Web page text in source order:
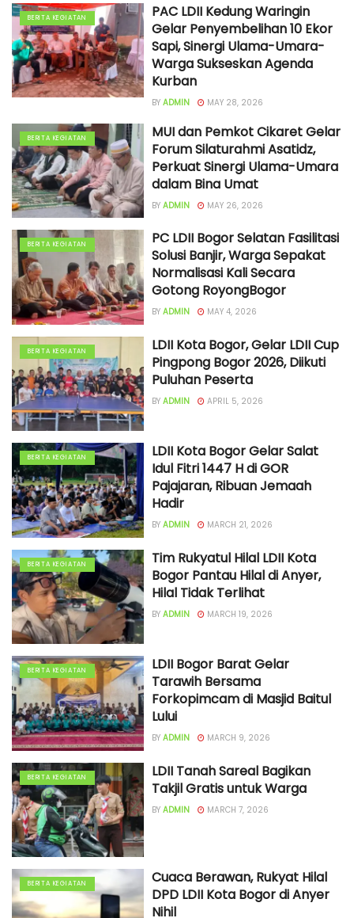
BERITA KEGIATAN
PAC LDII Kedung Waringin
Gelar Penyembelihan 10 Ekor
Sapi, Sinergi Ulama-Umara-
Warga Sukseskan Agenda
Kurban
BY ADMIN MAY 28, 2026
BERITA KEGIATAN
MUI dan Pemkot Cikaret Gelar
Forum Silaturahmi Asatidz,
Perkuat Sinergi Ulama-Umara
dalam Bina Umat
BY ADMIN MAY 26, 2026
BERITA KEGIATAN
PC LDII Bogor Selatan Fasilitasi
Solusi Banjir, Warga Sepakat
Normalisasi Kali Secara
Gotong RoyongBogor
BY ADMIN MAY 4, 2026
BERITA KEGIATAN
LDII Kota Bogor, Gelar LDII Cup
Pingpong Bogor 2026, Diikuti
Puluhan Peserta
BY ADMIN APRIL 5, 2026
BERITA KEGIATAN
LDII Kota Bogor Gelar Salat
Idul Fitri 1447 H di GOR
Pajajaran, Ribuan Jemaah
Hadir
BY ADMIN MARCH 21, 2026
BERITA KEGIATAN
Tim Rukyatul Hilal LDII Kota
Bogor Pantau Hilal di Anyer,
Hilal Tidak Terlihat
BY ADMIN MARCH 19, 2026
BERITA KEGIATAN
LDII Bogor Barat Gelar
Tarawih Bersama
Forkopimcam di Masjid Baitul
Lului
BY ADMIN MARCH 9, 2026
BERITA KEGIATAN
LDII Tanah Sareal Bagikan
Takjil Gratis untuk Warga
BY ADMIN MARCH 7, 2026
BERITA KEGIATAN
Cuaca Berawan, Rukyat Hilal
DPD LDII Kota Bogor di Anyer
Nihil